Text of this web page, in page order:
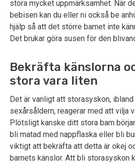
stora mycket uppmärksamhet. När
bebisen kan du eller ni också be
hjälp så att det större barnet inte
Det brukar göra susen för den
Bekräfta känslorna
stora vara liten
Det är vanligt att storasyskon,
sexårsåldern, reagerar med att vilja
Plötsligt kanske ditt stora barn
bli matad med nappflaska eller bli
viktigt att bekräfta att detta är okej
barnets känslor. Att bli storasyskon